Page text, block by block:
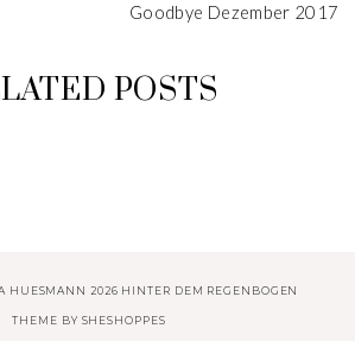
Goodbye Dezember 2017
POSTS
WN
HUESMANN 2026 HINTER DEM REGENBOGEN
THEME BY SHESHOPPES